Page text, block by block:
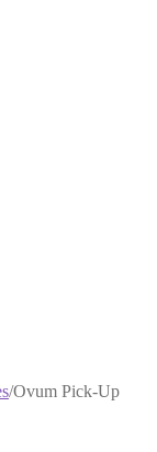
/Ovum Pick-Up